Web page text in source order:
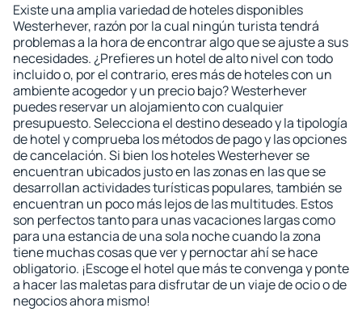
Existe una amplia variedad de hoteles disponibles
Westerhever, razón por la cual ningún turista tendrá
problemas a la hora de encontrar algo que se ajuste a sus
necesidades. ¿Prefieres un hotel de alto nivel con todo
incluido o, por el contrario, eres más de hoteles con un
ambiente acogedor y un precio bajo? Westerhever
puedes reservar un alojamiento con cualquier
presupuesto. Selecciona el destino deseado y la tipología
de hotel y comprueba los métodos de pago y las opciones
de cancelación. Si bien los hoteles Westerhever se
encuentran ubicados justo en las zonas en las que se
desarrollan actividades turísticas populares, también se
encuentran un poco más lejos de las multitudes. Estos
son perfectos tanto para unas vacaciones largas como
para una estancia de una sola noche cuando la zona
tiene muchas cosas que ver y pernoctar ahí se hace
obligatorio. ¡Escoge el hotel que más te convenga y ponte
a hacer las maletas para disfrutar de un viaje de ocio o de
negocios ahora mismo!